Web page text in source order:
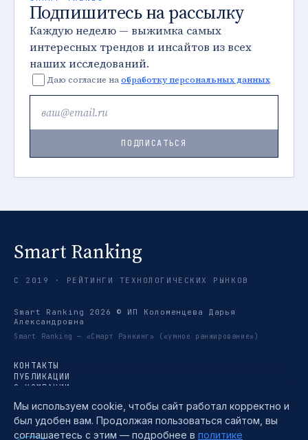
Подпишитесь на рассылку
Каждую неделю — выжимка самых
интересных трендов и инсайтов из всех
наших исследований.
Даю согласие наобработку персональных данных
ПОДПИСАТЬСЯ
Smart Ranking
С 2019 · РЕЙТИНГИ ТЕХНОЛОГИЧЕСКИХ РЫНКОВ
Smart Ranking 2026 © ИП Коломенцева Дарья
Александровна
Smart Ranking — «Смарт Рэнкинг» («умное ранжирование»)
КОНТАКТЫ
ПУБЛИКАЦИИ
О КОМПАНИИ
ТРЕНДЫ
МЕТОДИКА
TELEGRAM →
Мы используем cookie, чтобы сайт работал корректно и
был удобен вам. Продолжая пользоваться сайтом, вы
соглашаетесь с этим — подробнее в политике